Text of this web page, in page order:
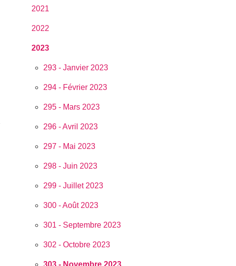
2021
2022
2023
293 - Janvier 2023
294 - Février 2023
295 - Mars 2023
296 - Avril 2023
297 - Mai 2023
298 - Juin 2023
299 - Juillet 2023
300 - Août 2023
301 - Septembre 2023
302 - Octobre 2023